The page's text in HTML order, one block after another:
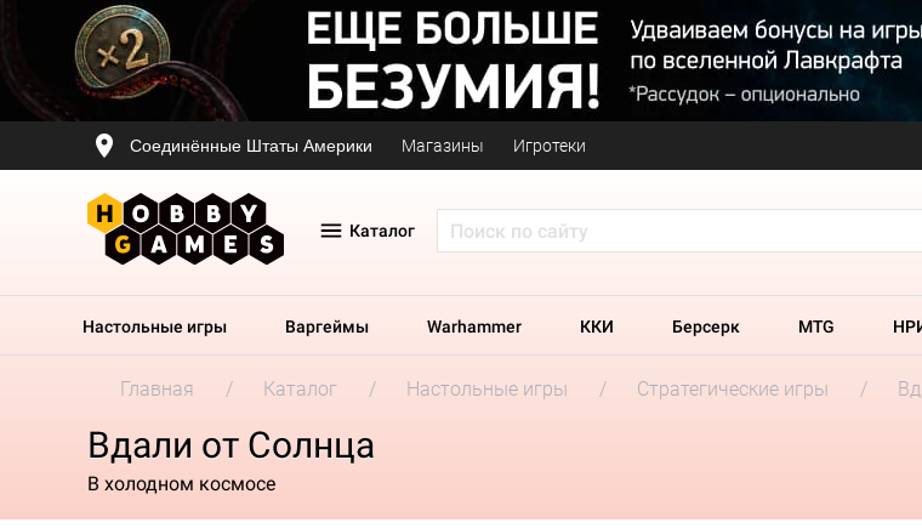
Соединённые Штаты Америки Магазины Игротеки
Каталог
Настольные игры Варгеймы Warhammer ККИ Берсерк MTG
Главная Каталог Настольные игры Стратегические игры
Вдали от Солнца
В холодном космосе